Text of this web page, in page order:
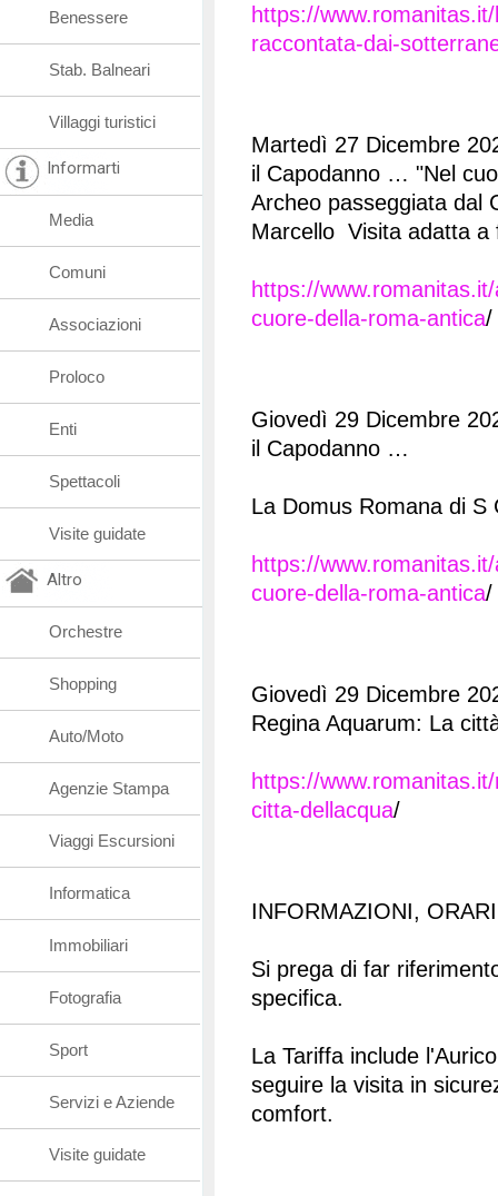
https://
raccontata-dai-
Martedì 27 Dicembre
il Capodanno … "Nel
Archeo passeggiata dal
Marcello Visita adatta a
https://
cuore-della-roma-antica/
Giovedì 29 Dicembre
il Capodanno …
La Domus Romana di
https://
cuore-della-roma-antica/
Giovedì 29 Dicembre
Regina Aquarum: La
https://
citta-dellacqua/
INFORMAZIONI,
Si prega di far
specifica.
La Tariffa include
seguire la visita in
comfort.
Benessere
Stab. Balneari
Villaggi turistici
Informarti
Media
Comuni
Associazioni
Proloco
Enti
Spettacoli
Visite guidate
Altro
Orchestre
Shopping
Auto/Moto
Agenzie Stampa
Viaggi Escursioni
Informatica
Immobiliari
Fotografia
Sport
Servizi e Aziende
Visite guidate